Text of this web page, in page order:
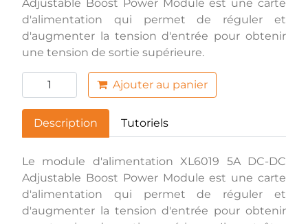
Adjustable Boost Power Module est une carte
d'alimentation qui permet de réguler et
d'augmenter la tension d'entrée pour obtenir
une tension de sortie supérieure.
Ajouter au panier
Description Tutoriels
Le module d'alimentation XL6019 5A DC-DC
Adjustable Boost Power Module est une carte
d'alimentation qui permet de réguler et
d'augmenter la tension d'entrée pour obtenir